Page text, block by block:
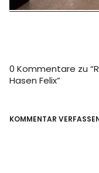
0 Kommentare zu “
Hasen Felix”
KOMMENTAR